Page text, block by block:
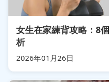
女生在家練背攻略：8
析
2026年01月26日